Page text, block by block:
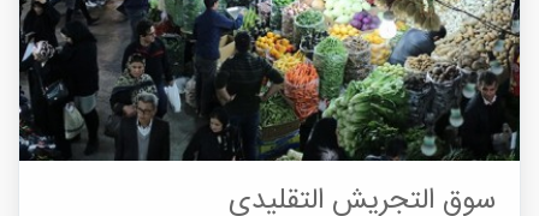
سوق التجريش التقليدي